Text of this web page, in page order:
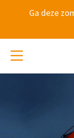
Ga deze